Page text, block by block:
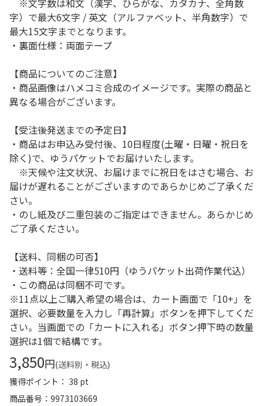
※文字数は和文（漢字、ひらがな、カタカナ、全角数
字）で最大6文字 / 英文（アルファベット、半角数字）で
最大15文字までとなります。
・裏面仕様：両面テープ
【商品についてのご注意】
・商品画像はハメコミ合成のイメージです。実際の商品と
異なる場合がございます。
【受注後発送までの予定日】
・商品はお申込み受付後、10日程度(土曜・日曜・祝日を
除く)で、ゆうパケットでお届けいたします。
※天候や注文状況、お届けまでに祝日をはさむ場合、お
届けが遅れることがございますのであらかじめご了承くだ
さい。
・のし紙及び二重包装のご指定はできません。あらかじめ
ご了承ください。
【送料、同梱の可否】
・送料等：全国一律510円（ゆうパケット出荷作業代込）
・この商品は同梱不可です。
※11点以上ご購入希望の場合は、カート画面で「10+」を
選択、必要数量を入力し「再計算」ボタンを押下してくだ
さい。当画面での「カートに入れる」ボタン押下時の数量
選択は1個で結構です。
3,850円(送料別・税込)
獲得ポイント： 38 pt
商品番号
9973103669